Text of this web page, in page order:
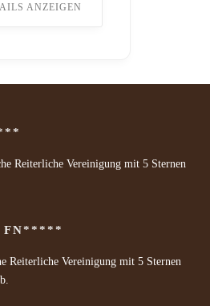
Reiten
sowie
Kosten:
Sie bitte dem
...
ANZEIGEN
Reiterliche Vereinigung mit 5 Sternen
FN*****
Reiterliche Vereinigung mit 5 Sternen